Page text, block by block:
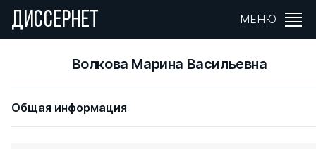
ДИССЕРНЕТ МЕНЮ
Волкова Марина Васильевна
Общая информация